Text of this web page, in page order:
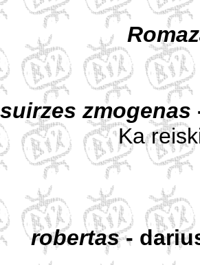
zmogenas
Ka
robertas-